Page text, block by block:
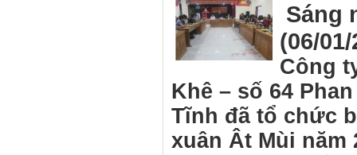
Sáng
(06/
Công
Khê – số 64
Tĩnh đã tổ chức
xuân Ât Mùi năm